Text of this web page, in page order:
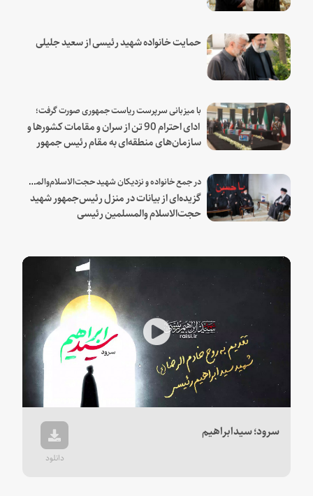
حمایت خانواده شهید رئیسی از سعید جلیلی
با میزبانی سرپرست ریاست جمهوری صورت گرفت؛
ادای احترام 90 تن از سران و مقامات کشورها و
سازمان‌های منطقه‌ای به مقام رئیس جمهور
در جمع خانواده و نزدیکان شهید حجت‌الاسلام‌والمسلمین رئیسی:
گزیده‌ای از بیانات در منزل رئیس‌جمهور شهید
حجت‌الاسلام والمسلمین رئیسی
Play
Video
سرود؛ سیدابراهیم
دانلود